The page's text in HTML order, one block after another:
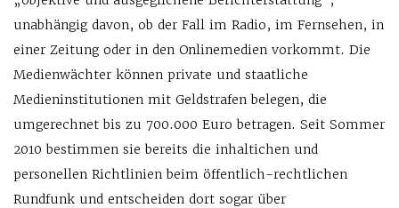
unabhängig davon, ob der Fall im Radio, im Fernsehen, in
einer Zeitung oder in den Onlinemedien vorkommt. Die
Medienwächter können private und staatliche
Medieninstitutionen mit Geldstrafen belegen, die
umgerechnet bis zu 700.000 Euro betragen. Seit Sommer
2010 bestimmen sie bereits die inhaltichen und
personellen Richtlinien beim öffentlich-rechtlichen
Rundfunk und entscheiden dort sogar über